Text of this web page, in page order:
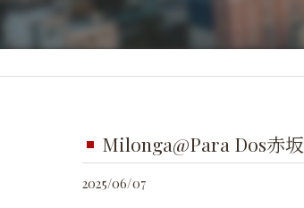
Milonga@Para Dos赤坂
2025/06/07